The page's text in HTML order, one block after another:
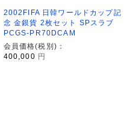
2002FIFA 日韓ワールドカップ記
念 金銀貨 2枚セット SPスラブ
PCGS-PR70DCAM
会員価格(税別)：
400,000 円